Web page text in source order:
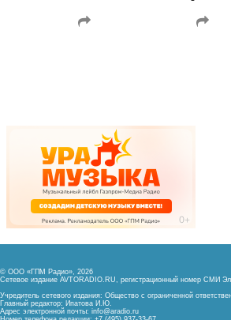
© ООО «ГПМ Радио», 2026
Сетевое издание AVTORADIO.RU, регистрационный номер СМИ Эл
Учредитель сетевого издания: Общество с ограниченной
Главный редактор: Ипатова И.Ю.
Адрес электронной почты: info@aradio.ru